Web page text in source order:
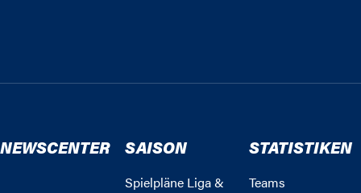
NEWSCENTER SAISON
Spielpläne Liga &
STATISTIKEN
Teams